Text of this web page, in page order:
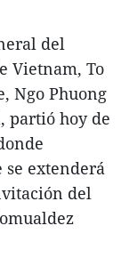
del
Vietnam, To
Ngo Phuong
partió hoy de
se extenderá
del